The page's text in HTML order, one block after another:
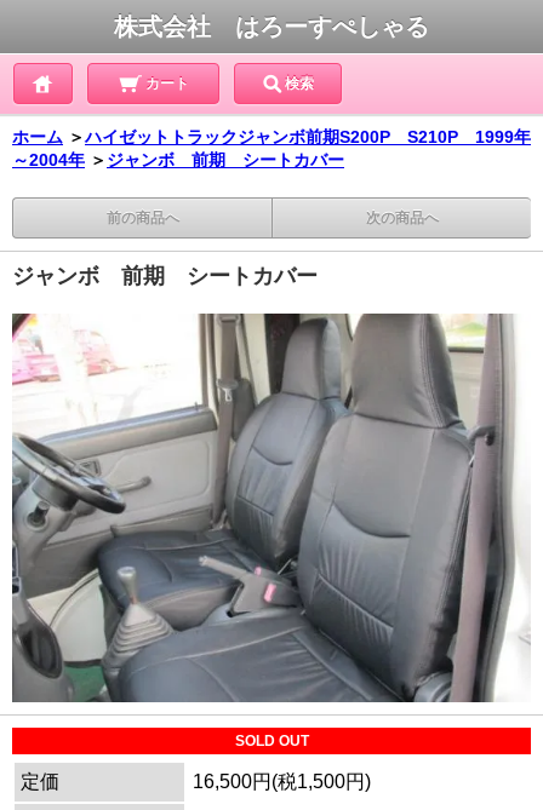
株式会社 はろーすぺしゃる
カート 検索
ホーム ＞ハイゼットトラックジャンボ前期S200P S210P 1999年
～2004年 ＞ ジャンボ 前期 シートカバー
前の商品へ 次の商品へ
ジャンボ 前期 シートカバー
SOLD OUT
定価
16,500円(税1,500円)